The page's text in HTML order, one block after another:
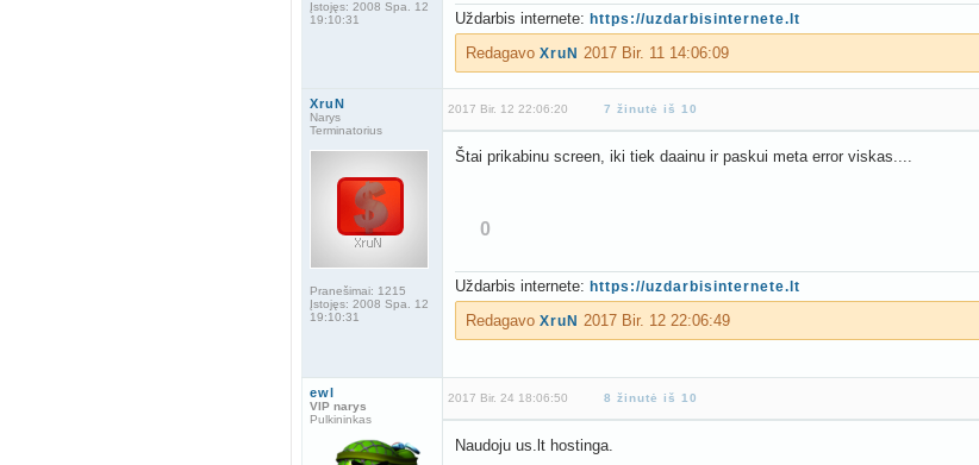
Įstojęs: 2008 Spa. 12
19:10:31
Uždarbis internete:https://uzdarbisinternete.lt
RedagavoXruN 2017 Bir. 11 14:06:09
XruN
Narys
Terminatorius
Pranešimai: 1215
Įstojęs: 2008 Spa. 12
19:10:31
2017 Bir. 12 22:06:20 7 žinutė iš 10
Štai prikabinu screen, iki tiek daainu ir paskui meta error viskas....
0
Uždarbis internete:https://uzdarbisinternete.lt
RedagavoXruN 2017 Bir. 12 22:06:49
ewl
VIP narys
Pulkininkas
2017 Bir. 24 18:06:50 8 žinutė iš 10
Naudoju us.lt hostinga.